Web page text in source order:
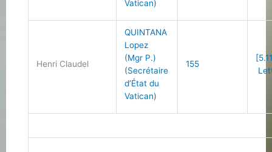
Vatican)
Henri Claudel
QUINTANA
Lopez
(Mgr P.)
(Secrétaire
d’État du
Vatican)
155